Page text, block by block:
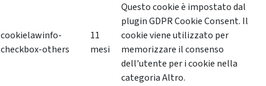
cookielawinfo-
checkbox-others
11
mesi
Questo cookie è impostato dal
plugin GDPR Cookie Consent. Il
cookie viene utilizzato per
memorizzare il consenso
dell'utente per i cookie nella
categoria Altro.